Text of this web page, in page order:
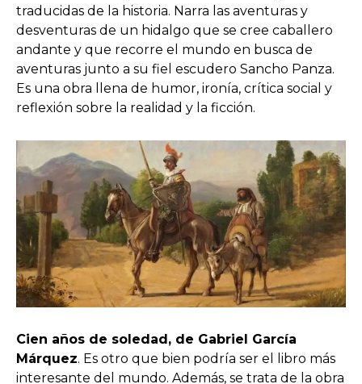
traducidas de la historia. Narra las aventuras y
desventuras de un hidalgo que se cree caballero
andante y que recorre el mundo en busca de
aventuras junto a su fiel escudero Sancho Panza.
Es una obra llena de humor, ironía, crítica social y
reflexión sobre la realidad y la ficción.
Cien años de soledad, de Gabriel García
Márquez. Es otro que bien podría ser el libro más
interesante del mundo. Además, se trata de la obra